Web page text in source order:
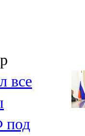
все
под